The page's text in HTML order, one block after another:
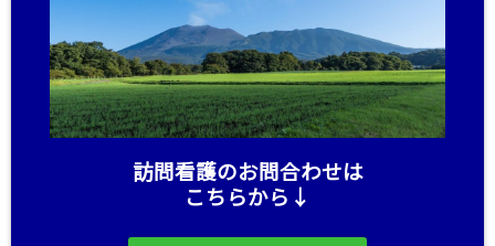
訪問看護のお問合わせは
こちらから↓